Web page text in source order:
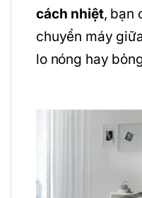
cách nhiệt, bạn
chuyển máy
lo nóng hay